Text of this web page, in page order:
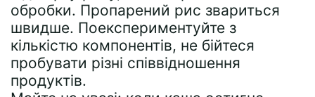
обробки. Пропарений рис звариться
швидше. Поекспериментуйте з
кількістю компонентів, не бійтеся
пробувати різні співвідношення
продуктів.